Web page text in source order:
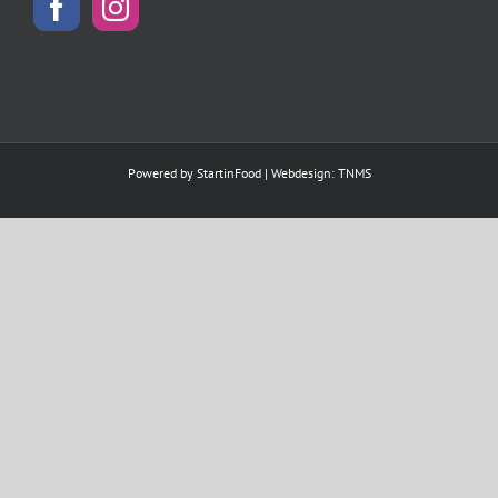
Powered by StartinFood| Webdesign: TNMS